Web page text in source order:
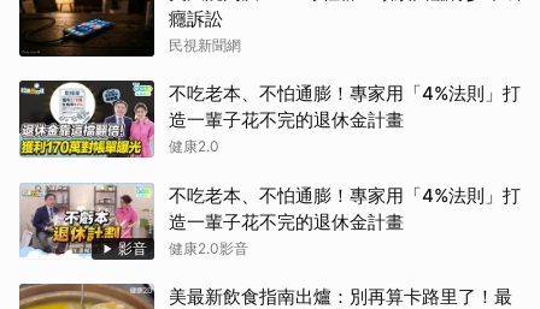
癮訴訟
民視新聞網
不吃老本、不怕通膨！專家用「4%法則」打
造一輩子花不完的退休金計畫
健康2.0
影音
不吃老本、不怕通膨！專家用「4%法則」打
造一輩子花不完的退休金計畫
健康2.0影音
美最新飲食指南出爐：別再算卡路里了！最